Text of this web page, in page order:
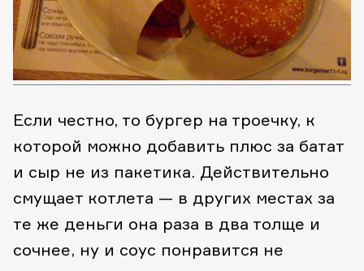
Если честно, то бургер на троечку, к
которой можно добавить плюс за батат
и сыр не из пакетика. Действительно
смущает котлета — в других местах за
те же деньги она раза в два толще и
сочнее, ну и соус понравится не